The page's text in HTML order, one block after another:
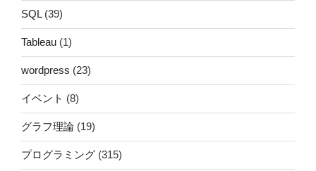
SQL(39)
Tableau (1)
wordpress (23)
イベント (8)
グラフ理論 (19)
プログラミング (315)